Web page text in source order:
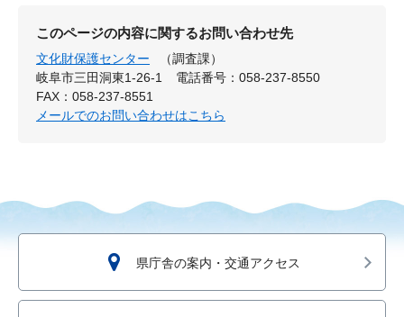
このページの内容に関するお問い合わせ先
文化財保護センター
（調査課）
岐阜市三田洞東1-26-1
電話番号：058-237-8550
FAX：058-237-8551
メールでのお問い合わせはこちら
県庁舎の案内・交通アクセス